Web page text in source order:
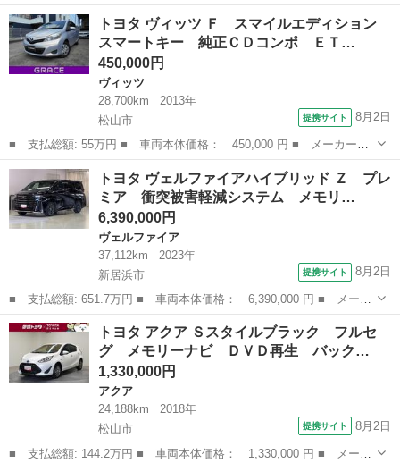
名： トヨタ ■ 車種名： ピクシスエポック ■ グレード名： Ｘ
■ 排気量： 660cc ■ ドア枚数： 5D ■ ミッション： CVT ■...
香川 高松市 その他
トヨタ ヴィッツ Ｆ スマイルエディション
スマートキー 純正ＣＤコンポ ＥＴ…
450,000円
ヴィッツ
28,700km
2013年
松山市
提携サイト 8月2日
■ 支払総額: 55万円 ■ 車両本体価格： 450,000 円 ■ メーカー
名： トヨタ ■ 車種名： ヴィッツ ■ グレード名： Ｆ スマイ
ルエディション スマートキー 純正ＣＤコンポ ＥＴＣ プッシュ
スタート 電動格...
愛媛 松山市 ヴィッツ
トヨタ ヴェルファイアハイブリッド Ｚ プレ
ミア 衝突被害軽減システム メモリ…
6,390,000円
ヴェルファイア
37,112km
2023年
新居浜市
提携サイト 8月2日
■ 支払総額: 651.7万円 ■ 車両本体価格： 6,390,000 円 ■ メーカ
ー名： トヨタ ■ 車種名： ヴェルファイアハイブリッド ■ グレ
ード名： Ｚ プレミア 衝突被害軽減システム メモリーナビ バ
ックカメ...
愛媛 新居浜市 ヴェルファイア
トヨタ アクア Ｓスタイルブラック フルセ
グ メモリーナビ ＤＶＤ再生 バック…
1,330,000円
アクア
24,188km
2018年
松山市
提携サイト 8月2日
■ 支払総額: 144.2万円 ■ 車両本体価格： 1,330,000 円 ■ メーカ